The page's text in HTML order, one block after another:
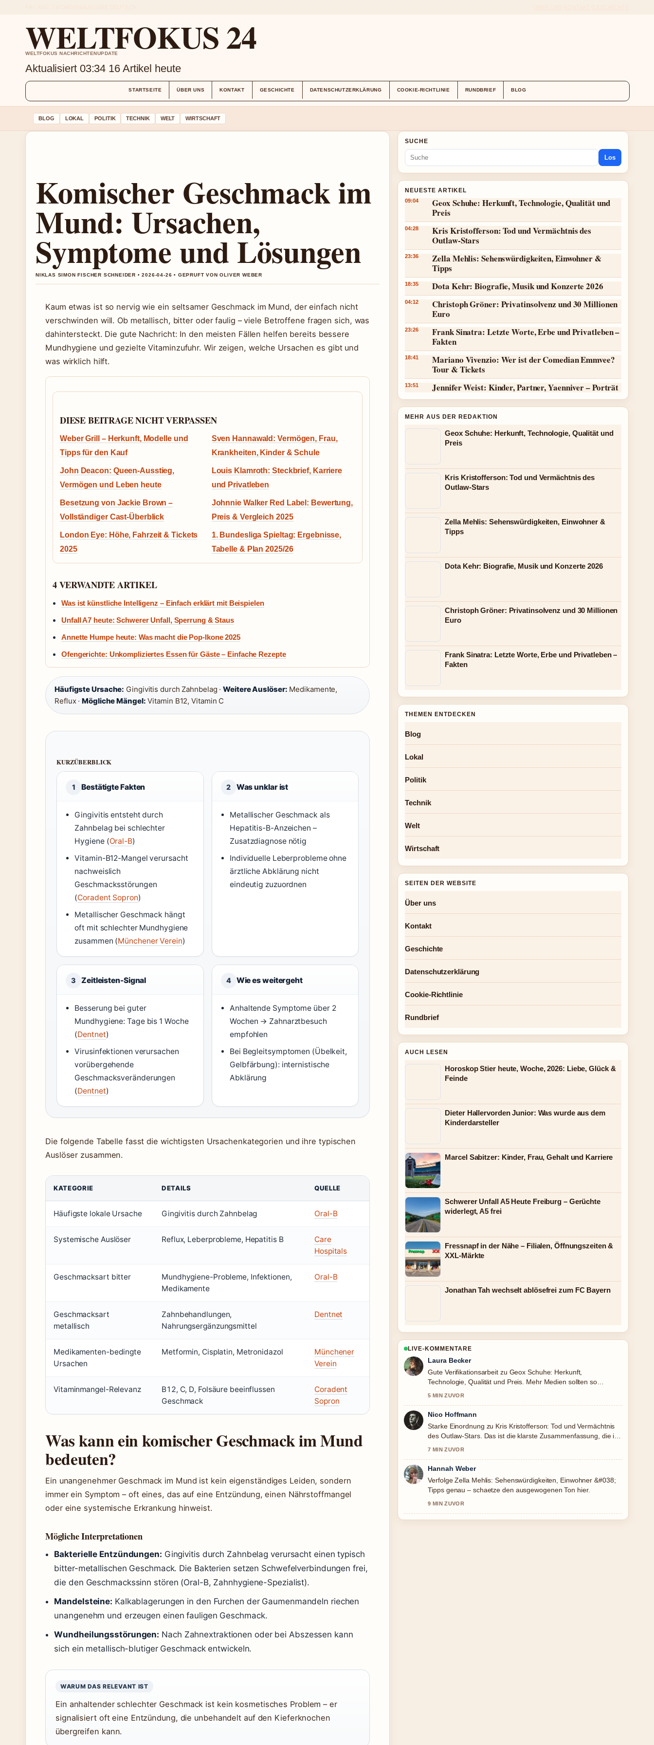
WELTFOKUS 24
WELTFOKUS NACHRICHTENUPDATE
Aktualisiert 03:34 16 Artikel heute
STARTSEITE ÜBER UNS KONTAKT GESCHICHTE DATENSCHUTZERKLÄRUNG COOKIE-RICHTLINIE RUNDBRIEF BLOG
BLOG LOKAL POLITIK TECHNIK WELT WIRTSCHAFT
Komischer Geschmack im
Mund: Ursachen,
Symptome und Lösungen
NIKLAS SIMON FISCHER SCHNEIDER • 2026-04-26 • GEPRUFT VON OLIVER WEBER
Kaum etwas ist so nervig wie ein seltsamer Geschmack im Mund, der einfach nicht
verschwinden will. Ob metallisch, bitter oder faulig – viele Betroffene fragen sich, was
dahintersteckt. Die gute Nachricht: In den meisten Fällen helfen bereits bessere
Mundhygiene und gezielte Vitaminzufuhr. Wir zeigen, welche Ursachen es gibt und
was wirklich hilft.
DIESE BEITRAGE NICHT VERPASSEN
Weber Grill – Herkunft, Modelle und
Tipps für den Kauf
Sven Hannawald: Vermögen, Frau,
Krankheiten, Kinder & Schule
John Deacon: Queen-Ausstieg,
Vermögen und Leben heute
Louis Klamroth: Steckbrief, Karriere
und Privatleben
Besetzung von Jackie Brown –
Vollständiger Cast-Überblick
Johnnie Walker Red Label: Bewertung,
Preis & Vergleich 2025
London Eye: Höhe, Fahrzeit & Tickets
2025
1. Bundesliga Spieltag: Ergebnisse,
Tabelle & Plan 2025/26
4 VERWANDTE ARTIKEL
Was ist künstliche Intelligenz – Einfach erklärt mit Beispielen
Unfall A7 heute: Schwerer Unfall, Sperrung & Staus
Annette Humpe heute: Was macht die Pop-Ikone 2025
Ofengerichte: Unkompliziertes Essen für Gäste – Einfache Rezepte
Häufigste Ursache: Gingivitis durch Zahnbelag ·Weitere Auslöser: Medikamente,
Reflux ·Mögliche Mängel: Vitamin B12, Vitamin C
KURZÜBERBLICK
1 Bestätigte Fakten
Gingivitis entsteht durch
Zahnbelag bei schlechter
Hygiene (Oral-B)
Vitamin-B12-Mangel verursacht
nachweislich
Geschmacksstörungen
(Coradent Sopron)
Metallischer Geschmack hängt
oft mit schlechter Mundhygiene
zusammen (Münchener Verein)
2 Was unklar ist
Metallischer Geschmack als
Hepatitis-B-Anzeichen –
Zusatzdiagnose nötig
Individuelle Leberprobleme ohne
ärztliche Abklärung nicht
eindeutig zuzuordnen
3 Zeitleisten-Signal
Besserung bei guter
Mundhygiene: Tage bis 1 Woche
(Dentnet)
Virusinfektionen verursachen
vorübergehende
Geschmacksveränderungen
(Dentnet)
4 Wie es weitergeht
Anhaltende Symptome über 2
Wochen → Zahnarztbesuch
empfohlen
Bei Begleitsymptomen (Übelkeit,
Gelbfärbung): internistische
Abklärung
Die folgende Tabelle fasst die wichtigsten Ursachenkategorien und ihre typischen
Auslöser zusammen.
KATEGORIE DETAILS QUELLE
Häufigste lokale Ursache Gingivitis durch Zahnbelag Oral-B
Systemische Auslöser Reflux, Leberprobleme, Hepatitis B
Care
Hospitals
Geschmacksart bitter
Mundhygiene-Probleme, Infektionen,
Medikamente
Oral-B
Geschmacksart
metallisch
Zahnbehandlungen,
Nahrungsergänzungsmittel
Dentnet
Medikamenten-bedingte
Ursachen
Metformin, Cisplatin, Metronidazol
Münchener
Verein
Vitaminmangel-Relevanz
B12, C, D, Folsäure beeinflussen
Geschmack
Coradent
Sopron
Was kann ein komischer Geschmack im Mund
bedeuten?
Ein unangenehmer Geschmack im Mund ist kein eigenständiges Leiden, sondern
immer ein Symptom – oft eines, das auf eine Entzündung, einen Nährstoffmangel
oder eine systemische Erkrankung hinweist.
Mögliche Interpretationen
Bakterielle Entzündungen: Gingivitis durch Zahnbelag verursacht einen typisch
bitter-metallischen Geschmack. Die Bakterien setzen Schwefelverbindungen frei,
die den Geschmackssinn stören (Oral-B, Zahnhygiene-Spezialist).
Mandelsteine: Kalkablagerungen in den Furchen der Gaumenmandeln riechen
unangenehm und erzeugen einen fauligen Geschmack.
Wundheilungsstörungen: Nach Zahnextraktionen oder bei Abszessen kann
sich ein metallisch-blutiger Geschmack entwickeln.
WARUM DAS RELEVANT IST
Ein anhaltender schlechter Geschmack ist kein kosmetisches Problem – er
signalisiert oft eine Entzündung, die unbehandelt auf den Kieferknochen
übergreifen kann.
SUCHE
Los
NEUESTE ARTIKEL
09:04
Geox Schuhe: Herkunft, Technologie, Qualität und
Preis
04:28
Kris Kristofferson: Tod und Vermächtnis des
Outlaw-Stars
23:36
Zella Mehlis: Sehenswürdigkeiten, Einwohner &
Tipps
18:35 Dota Kehr: Biografie, Musik und Konzerte 2026
04:12
Christoph Gröner: Privatinsolvenz und 30 Millionen
Euro
23:26
Frank Sinatra: Letzte Worte, Erbe und Privatleben –
Fakten
18:41
Mariano Vivenzio: Wer ist der Comedian Emmvee?
Tour & Tickets
13:51 Jennifer Weist: Kinder, Partner, Yaenniver – Porträt
MEHR AUS DER REDAKTION
Geox Schuhe: Herkunft, Technologie, Qualität und
Preis
Kris Kristofferson: Tod und Vermächtnis des
Outlaw-Stars
Zella Mehlis: Sehenswürdigkeiten, Einwohner &
Tipps
Dota Kehr: Biografie, Musik und Konzerte 2026
Christoph Gröner: Privatinsolvenz und 30 Millionen
Euro
Frank Sinatra: Letzte Worte, Erbe und Privatleben –
Fakten
THEMEN ENTDECKEN
Blog
Lokal
Politik
Technik
Welt
Wirtschaft
SEITEN DER WEBSITE
Über uns
Kontakt
Geschichte
Datenschutzerklärung
Cookie-Richtlinie
Rundbrief
AUCH LESEN
Horoskop Stier heute, Woche, 2026: Liebe, Glück &
Feinde
Dieter Hallervorden Junior: Was wurde aus dem
Kinderdarsteller
Marcel Sabitzer: Kinder, Frau, Gehalt und Karriere
Schwerer Unfall A5 Heute Freiburg – Gerüchte
widerlegt, A5 frei
Fressnapf in der Nähe – Filialen, Öffnungszeiten &
XXL-Märkte
Jonathan Tah wechselt ablösefrei zum FC Bayern
LIVE-KOMMENTARE
Laura Becker
Gute Verifikationsarbeit zu Geox Schuhe: Herkunft,
Technologie, Qualität und Preis. Mehr Medien sollten so
5 MIN ZUVOR
Nico Hoffmann
Starke Einordnung zu Kris Kristofferson: Tod und Vermächtnis
des Outlaw-Stars. Das ist die klarste Zusammenfassung, die ich
7 MIN ZUVOR
Hannah Weber
Verfolge Zella Mehlis: Sehenswürdigkeiten, Einwohner &#038;
Tipps genau – schaetze den ausgewogenen Ton hier.
9 MIN ZUVOR